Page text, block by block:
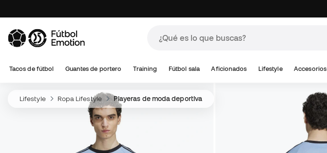
Tacos de fútbol Guantes de portero Training Fútbol sala Aficionados Lifestyle Accesorios
Lifestyle Ropa Lifestyle Playeras de moda deportiva